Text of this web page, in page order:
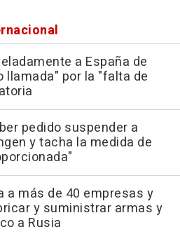
a España de
llamada" por la "falta de
pedido suspender a
y tacha la medida de
a más de 40 empresas y
y suministrar armas y
a Rusia